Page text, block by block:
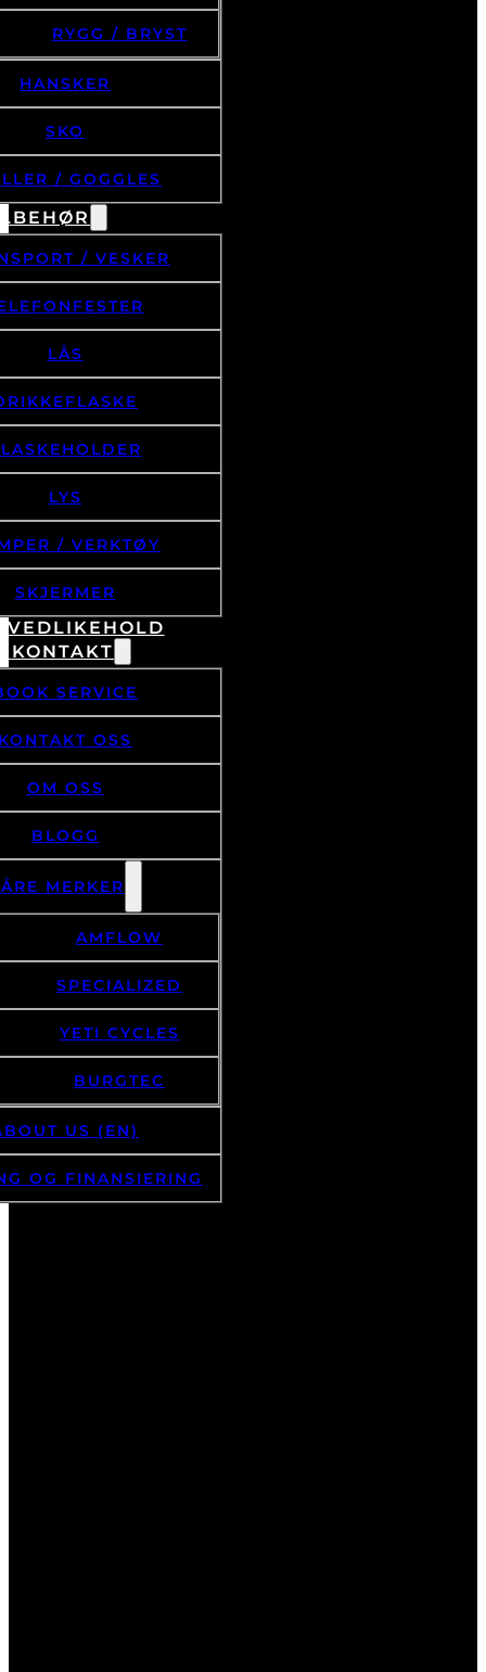
RYGG / BRYST
HANSKER
SKO
/ GOGGLES
/ VESKER
LÅS
LYS
/ VERKTØY
SKJERMER
VEDLIKEHOLD
KONTAKT
SERVICE
OSS
OM OSS
BLOGG
MERKER
AMFLOW
SPECIALIZED
YETI CYCLES
BURGTEC
US (EN)
OG FINANSIERING